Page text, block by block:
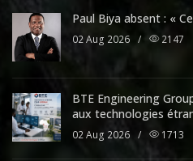
Paul Biya absent : «
02 Aug 2026 / 2147
BTE Engineering
aux technologies
02 Aug 2026 / 1713